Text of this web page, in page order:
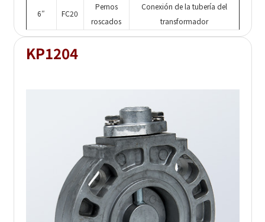
6″ FC20
Pernos
roscados
Conexión de la tubería del
transformador
KP1204